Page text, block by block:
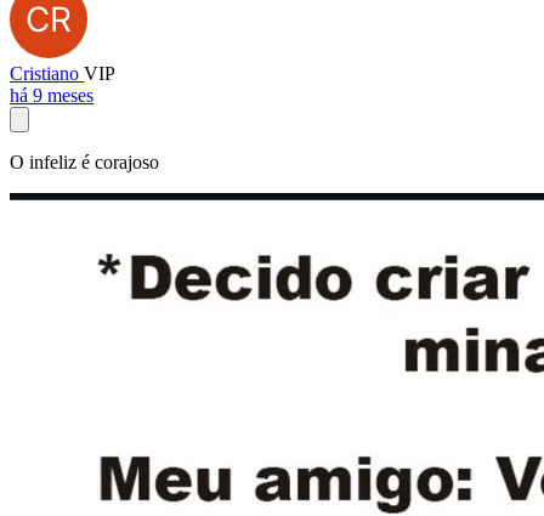
Cristiano VIP
há 9 meses
O infeliz é corajoso